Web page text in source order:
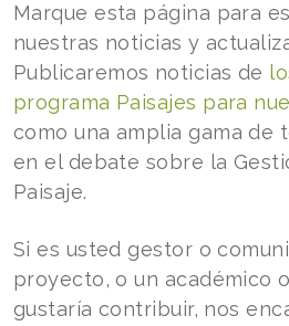
Marque esta página para
nuestras noticias y
Publicaremos noticias de
programa Paisajes para
como una amplia gama de
en el debate sobre la
Paisaje.
Si es usted gestor o
proyecto, o un académico
gustaría contribuir, nos